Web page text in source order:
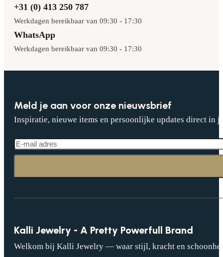
+31 (0) 413 250 787
Werkdagen bereikbaar van 09:30 - 17:30
WhatsApp
Werkdagen bereikbaar van 09:30 - 17:30
Meld je aan voor onze nieuwsbrief
Inspiratie, nieuwe items en persoonlijke updates direct in
Kalli Jewelry - A Pretty Powerfull Brand
Welkom bij Kalli Jewelry — waar stijl, kracht en